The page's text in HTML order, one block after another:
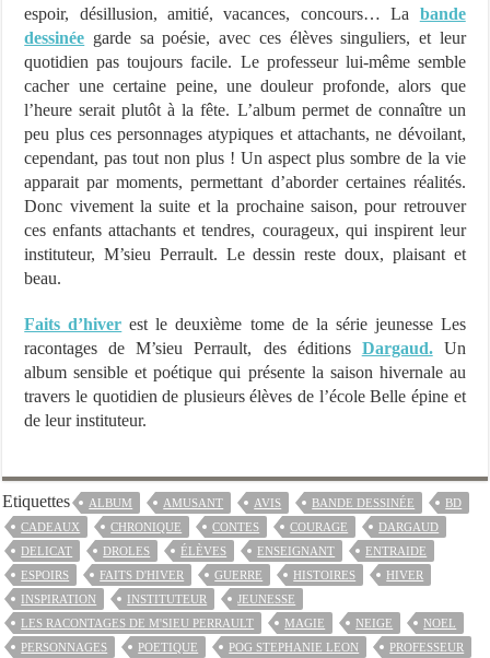
espoir, désillusion, amitié, vacances, concours… La bande
dessinée garde sa poésie, avec ces élèves singuliers, et leur
quotidien pas toujours facile. Le professeur lui-même semble
cacher une certaine peine, une douleur profonde, alors que
l’heure serait plutôt à la fête. L’album permet de connaître un
peu plus ces personnages atypiques et attachants, ne dévoilant,
cependant, pas tout non plus ! Un aspect plus sombre de la vie
apparait par moments, permettant d’aborder certaines réalités.
Donc vivement la suite et la prochaine saison, pour retrouver
ces enfants attachants et tendres, courageux, qui inspirent leur
instituteur, M’sieu Perrault. Le dessin reste doux, plaisant et
beau.
Faits d’hiver est le deuxième tome de la série jeunesse Les
racontages de M’sieu Perrault, des éditions Dargaud.Un
album sensible et poétique qui présente la saison hivernale au
travers le quotidien de plusieurs élèves de l’école Belle épine et
de leur instituteur.
Etiquettes ALBUM AMUSANT AVIS BANDE DESSINÉE
BD
CADEAUX
CHRONIQUE CONTES COURAGE
DARGAUD
DELICAT
DROLES ÉLÈVES ENSEIGNANT
ENTRAIDE
ESPOIRS
FAITS D'HIVER GUERRE HISTOIRES
HIVER
INSPIRATION
INSTITUTEUR
JEUNESSE
LES RACONTAGES DE M'SIEU PERRAULT
MAGIE NEIGE
NOEL
PERSONNAGES
POETIQUE POG STEPHANIE LEON
PROFESSEUR